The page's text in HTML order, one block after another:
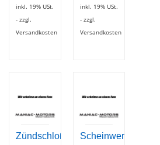
inkl. 19% USt.
- zzgl.
Versandkosten
inkl. 19% USt.
- zzgl.
Versandkosten
ZündschloßabdeckungScheinwerfereinsatz